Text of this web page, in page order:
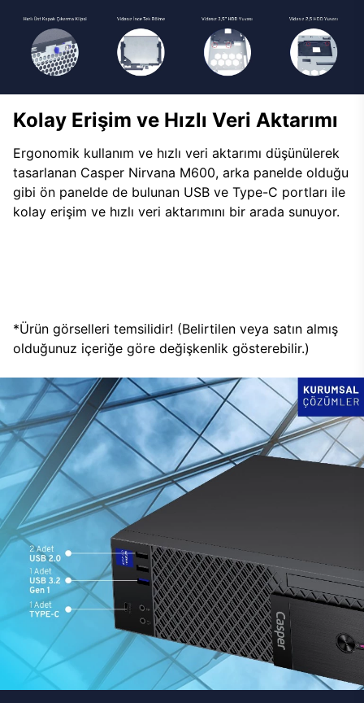
Kolay Erişim ve Hızlı Veri Aktarımı
Ergonomik kullanım ve hızlı veri aktarımı düşünülerek
tasarlanan Casper Nirvana M600, arka panelde olduğu
gibi ön panelde de bulunan USB ve Type-C portları ile
kolay erişim ve hızlı veri aktarımını bir arada sunuyor.
*Ürün görselleri temsilidir! (Belirtilen veya satın almış
olduğunuz içeriğe göre değişkenlik gösterebilir.)